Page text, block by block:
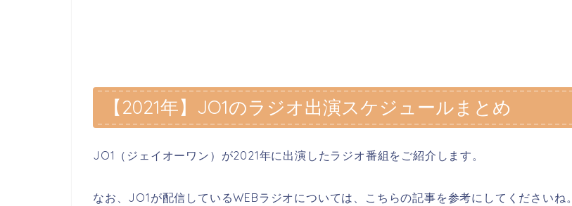
【2021年】JO1のラジオ出演スケジュールまとめ
JO1（ジェイオーワン）が2021年に出演したラジオ番組をご紹介します。
なお、JO1が配信しているWEBラジオについては、こちらの記事を参考にしてくださいね。